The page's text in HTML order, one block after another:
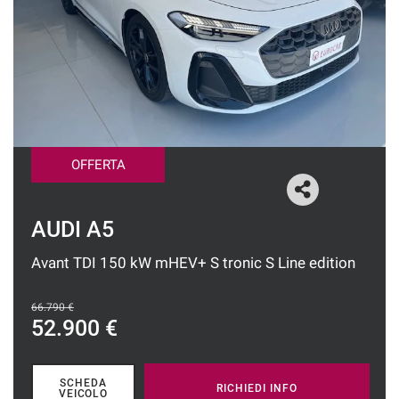
CONTATTI
OFFERTA
AUDI A5
Avant TDI 150 kW mHEV+ S tronic S Line edition
66.790 €
52.900 €
SCHEDA
VEICOLO
RICHIEDI INFO
tracciamento
adottiamo
svolgere
attività
seguito
descritte.
Per
ottenere
informazioni
sull'utilità
sul
funzionamento